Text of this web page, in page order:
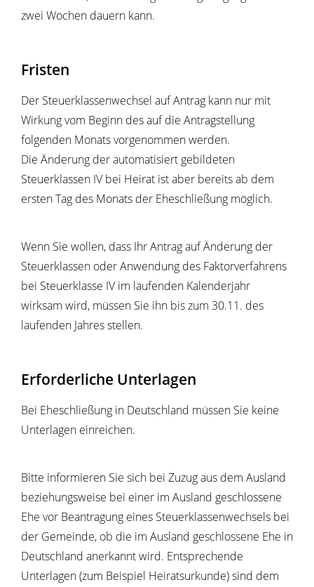
zwei Wochen dauern kann.
Fristen
Der Steuerklassenwechsel auf Antrag kann nur mit
Wirkung vom Beginn des auf die Antragstellung
folgenden Monats vorgenommen werden.
Die Änderung der automatisiert gebildeten
Steuerklassen IV bei Heirat ist aber bereits ab dem
ersten Tag des Monats der Eheschließung möglich.
Wenn Sie wollen, dass Ihr Antrag auf Änderung der
Steuerklassen oder Anwendung des Faktorverfahrens
bei Steuerklasse IV im laufenden Kalenderjahr
wirksam wird, müssen Sie ihn bis zum 30.11. des
laufenden Jahres stellen.
Erforderliche Unterlagen
Bei Eheschließung in Deutschland müssen Sie keine
Unterlagen einreichen.
Bitte informieren Sie sich bei Zuzug aus dem Ausland
beziehungsweise bei einer im Ausland geschlossene
Ehe vor Beantragung eines Steuerklassenwechsels bei
der Gemeinde, ob die im Ausland geschlossene Ehe in
Deutschland anerkannt wird. Entsprechende
Unterlagen (zum Beispiel Heiratsurkunde) sind dem